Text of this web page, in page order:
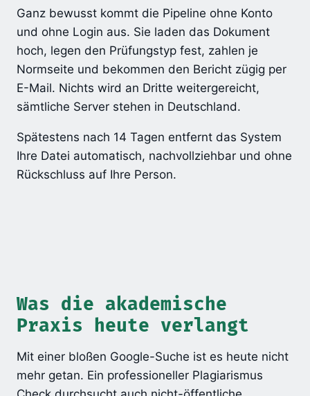
Ganz bewusst kommt die Pipeline ohne Konto
und ohne Login aus. Sie laden das Dokument
hoch, legen den Prüfungstyp fest, zahlen je
Normseite und bekommen den Bericht zügig per
E-Mail. Nichts wird an Dritte weitergereicht,
sämtliche Server stehen in Deutschland.
Spätestens nach 14 Tagen entfernt das System
Ihre Datei automatisch, nachvollziehbar und ohne
Rückschluss auf Ihre Person.
Was die akademische
Praxis heute verlangt
Mit einer bloßen Google-Suche ist es heute nicht
mehr getan. Ein professioneller Plagiarismus